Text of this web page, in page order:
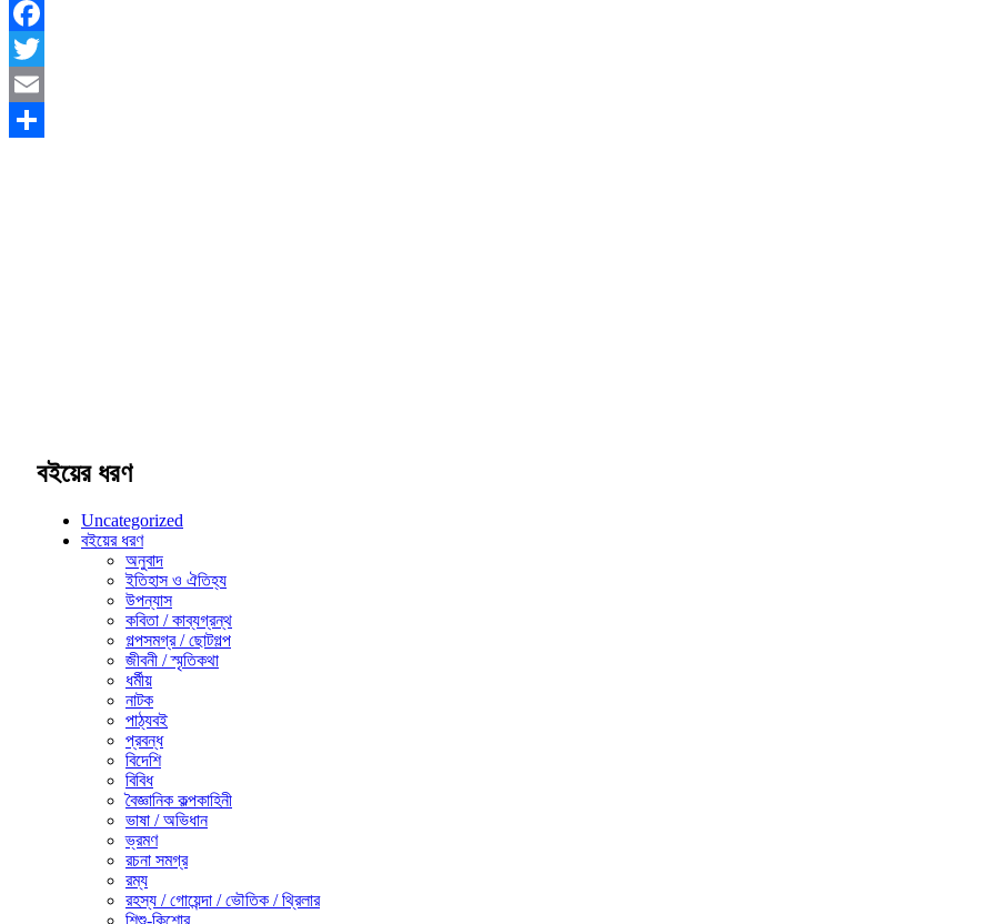
Facebook
Twitter
Email
বইয়ের ধরণ
Uncategorized
বইয়ের ধরণ
অনুবাদ
ইতিহাস ও ঐতিহ্য
উপন্যাস
কবিতা / কাব্যগ্রন্থ
গল্পসমগ্র / ছোটগল্প
জীবনী / স্মৃতিকথা
ধর্মীয়
নাটক
পাঠ্যবই
প্রবন্ধ
বিদেশি
বিবিধ
বৈজ্ঞানিক কল্পকাহিনী
ভাষা / অভিধান
ভ্রমণ
রচনা সমগ্র
রম্য
রহস্য / গোয়েন্দা / ভৌতিক / থ্রিলার
শিশু-কিশোর